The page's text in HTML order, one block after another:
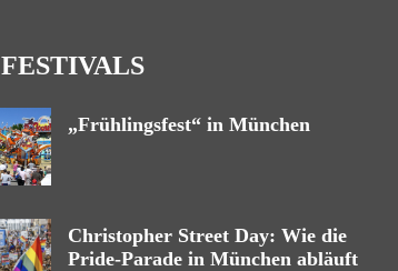
FESTIVALS
„Frühlingsfest“ in München
Christopher Street Day: Wie die
Pride-Parade in München abläuft